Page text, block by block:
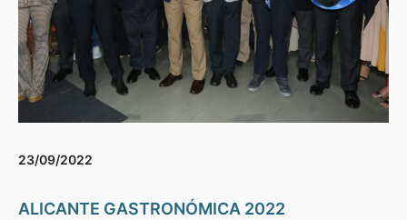
23/09/2022
ALICANTE GASTRONÓMICA 2022